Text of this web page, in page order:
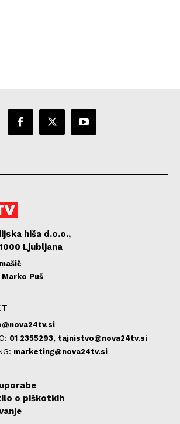
hiša d.o.o.,
Ljubljana
Marko Puš
01 2355293, tajnistvo@nova24tv.si
marketing@nova24tv.si
o piškotkih